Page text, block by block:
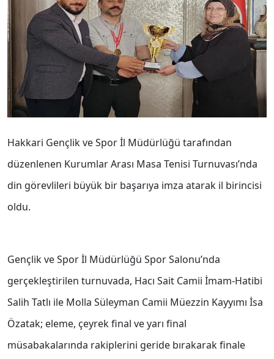
Hakkari Gençlik ve Spor İl Müdürlüğü tarafından
düzenlenen Kurumlar Arası Masa Tenisi Turnuvası’nda
din görevlileri büyük bir başarıya imza atarak il birincisi
oldu.
Gençlik ve Spor İl Müdürlüğü Spor Salonu’nda
gerçekleştirilen turnuvada, Hacı Sait Camii İmam-Hatibi
Salih Tatlı ile Molla Süleyman Camii Müezzin Kayyımı İsa
Özatak; eleme, çeyrek final ve yarı final
müsabakalarında rakiplerini geride bırakarak finale